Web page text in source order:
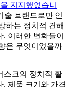
지지했었습니
술 브랜드로만 인
하는 정치적 견해
이러한 변화들이
은 무엇이었을까
스크의 정치적 활
. 제품 크기와 가격